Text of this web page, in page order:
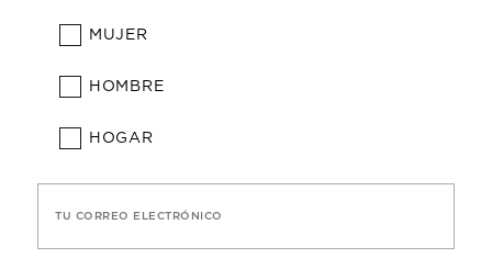
MUJER
HOMBRE
HOGAR
TU CORREO ELECTRÓNICO